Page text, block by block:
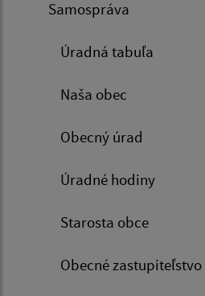
Samospráva
Úradná tabuľa
Naša obec
Obecný úrad
Úradné hodiny
Starosta obce
Obecné zastupiteľstvo